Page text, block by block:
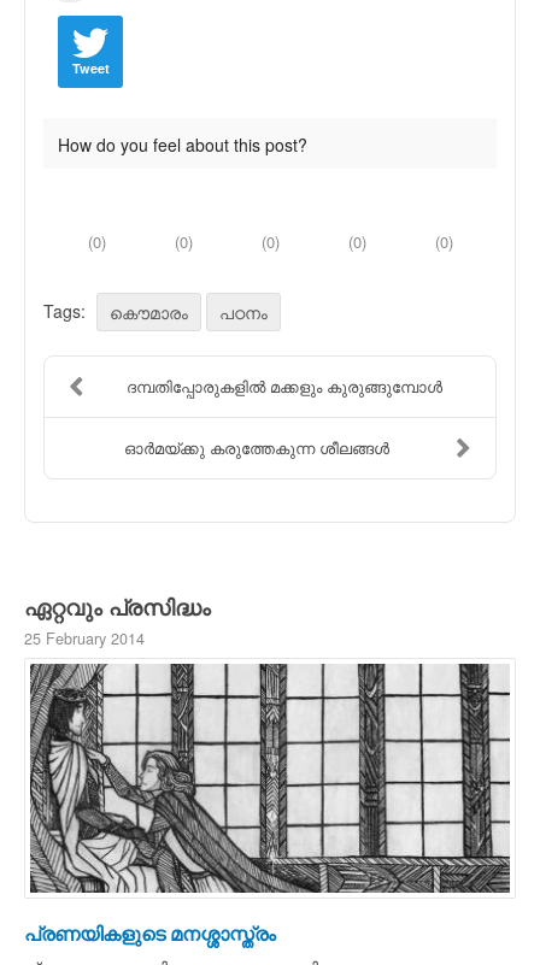
Tweet
How do you feel about this post?
(0) (0) (0) (0) (0)
Tags: കൌമാരം പഠനം
ദമ്പതിപ്പോരുകളില്‍ മക്കളും കുരുങ്ങുമ്പോള്‍
ഓര്‍മയ്ക്കു കരുത്തേകുന്ന ശീലങ്ങള്‍
ഏറ്റവും പ്രസിദ്ധം
25 February 2014
പ്രണയികളുടെ മനശ്ശാസ്ത്രം